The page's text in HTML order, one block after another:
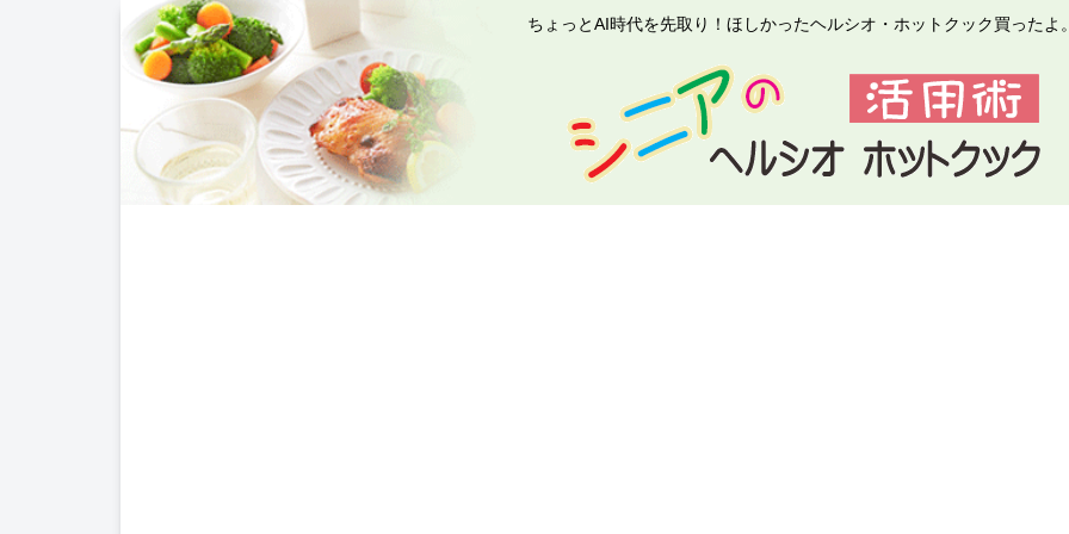
ちょっとAI時代を先取り！ほしかったヘルシオ・ホットクック買ったよ